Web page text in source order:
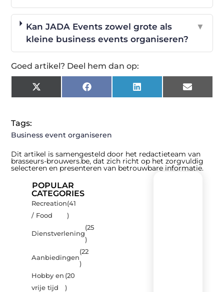
Kan JADA Events zowel grote als
kleine business events organiseren?
▼
Goed artikel? Deel hem dan op:
X
(Twitter)
Facebook LinkedIn Email
Tags:
Business event organiseren
Dit artikel is samengesteld door het redactieteam van
brasseurs-brouwers.be, dat zich richt op het zorgvuldig
selecteren en presenteren van betrouwbare informatie.
POPULAR
CATEGORIES
Recreation
/ Food
(41
)
Dienstverlening
(25
)
Aanbiedingen
(22
)
Hobby en
vrije tijd
(20
)